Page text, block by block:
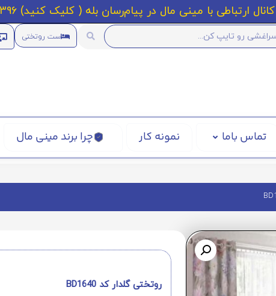
کانال ارتباطی با مینی مال در پیام‌رسان بله ( کلیک کنید) 09218315396
ست روتختی
تماس باما نمونه کار چرا برند مینی مال
روتختی گلدار کد BD1640